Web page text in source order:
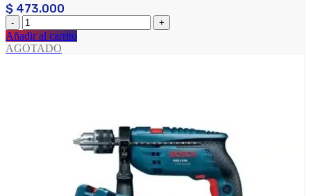
$ 473.000
Añadir al carrito
AGOTADO